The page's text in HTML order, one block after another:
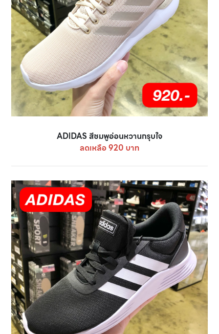
ADIDAS สีชมพูอ่อนหวานกรุบใจ
ลดเหลือ 920 บาท